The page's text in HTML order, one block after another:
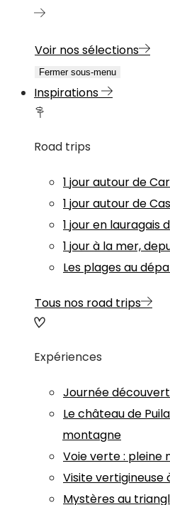
Voir nos sélections
Fermer sous-menu
Inspirations
Road trips
1 jour autour de
1 jour autour de
1 jour en lauragais
1 jour à la mer,
Les plages au
Tous nos road trips
Expériences
Journée
Le château de
montagne
Voie verte : pleine
Visite vertigineuse
Mystères au